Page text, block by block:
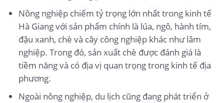
Nông nghiệp chiếm tỷ trọng lớn nhất trong kinh tế
Hà Giang với sản phẩm chính là lúa, ngô, hành tím,
đậu xanh, chè và cây công nghiệp khác như lâm
nghiệp. Trong đó, sản xuất chè được đánh giá là
tiềm năng và có địa vị quan trọng trong kinh tế địa
phương.
Ngoài nông nghiệp, du lịch cũng đang phát triển ở